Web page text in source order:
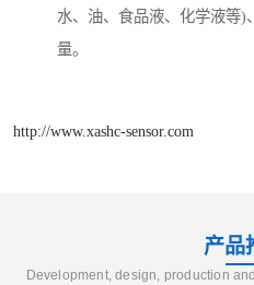
水、油、食品液、化学液等)
量。
http://www.xashc-sensor.com
产品
Development, design, production